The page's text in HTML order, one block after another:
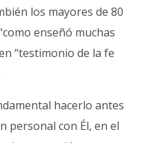
los mayores de 80
enseñó muchas
“testimonio de la fe
hacerlo antes
personal con Él, en el